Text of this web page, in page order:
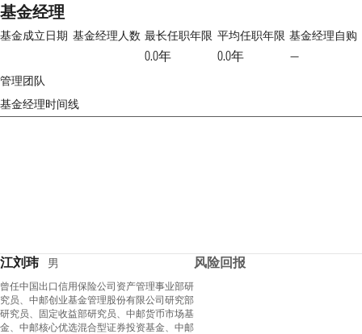
基金经理
基金成立日期 基金经理人数 最长任职年限
0.0年
平均任职年限
0.0年
基金经理自购
—
管理团队
基金经理时间线
江刘玮 男
曾任中国出口信用保险公司资产管理事业部研
究员、中邮创业基金管理股份有限公司研究部
研究员、固定收益部研究员、中邮货币市场基
金、中邮核心优选混合型证券投资基金、中邮
风险回报